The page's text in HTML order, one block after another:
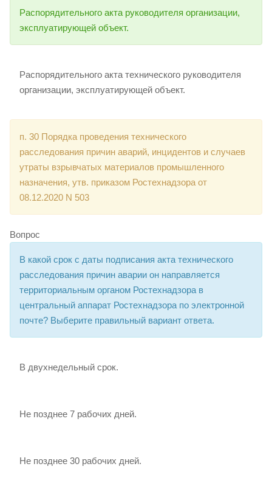
Распорядительного акта руководителя организации,
эксплуатирующей объект.
Распорядительного акта технического руководителя
организации, эксплуатирующей объект.
п. 30 Порядка проведения технического
расследования причин аварий, инцидентов и случаев
утраты взрывчатых материалов промышленного
назначения, утв. приказом Ростехнадзора от
08.12.2020 N 503
Вопрос
В какой срок с даты подписания акта технического
расследования причин аварии он направляется
территориальным органом Ростехнадзора в
центральный аппарат Ростехнадзора по электронной
почте? Выберите правильный вариант ответа.
В двухнедельный срок.
Не позднее 7 рабочих дней.
Не позднее 30 рабочих дней.